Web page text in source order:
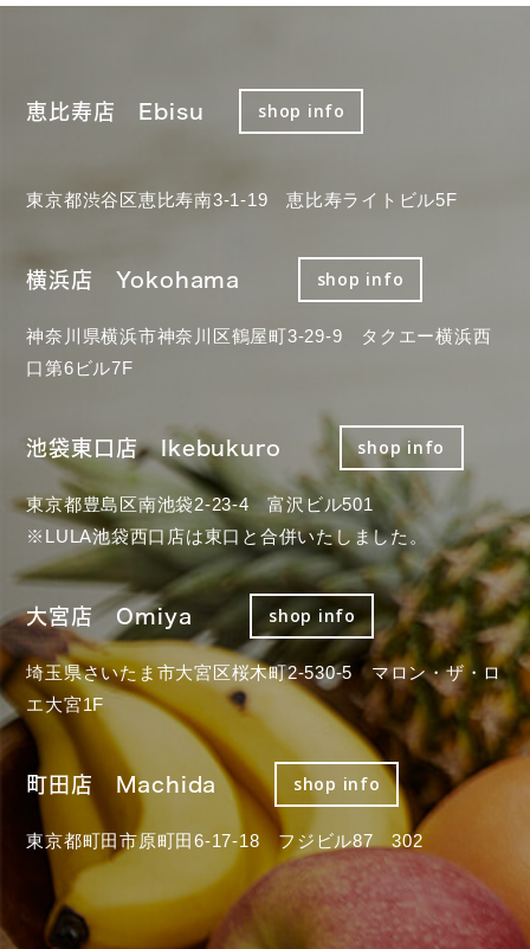
恵比寿店 Ebisu shop info
東京都渋谷区恵比寿南3-1-19 恵比寿ライトビル5F
横浜店 Yokohama shop info
神奈川県横浜市神奈川区鶴屋町3-29-9 タクエー横浜西
口第6ビル7F
池袋東口店 Ikebukuro shop info
東京都豊島区南池袋2-23-4 富沢ビル501
※LULA池袋西口店は東口と合併いたしました。
大宮店 Omiya shop info
埼玉県さいたま市大宮区桜木町2-530-5 マロン・ザ・ロ
エ大宮1F
町田店 Machida shop info
東京都町田市原町田6-17-18 フジビル87 302